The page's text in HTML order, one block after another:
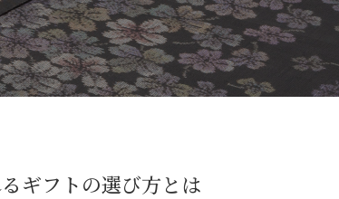
ギフトの選び方とは